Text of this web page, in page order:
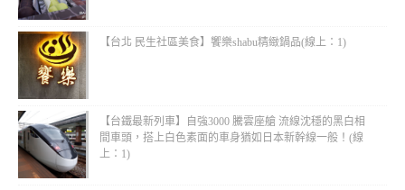
【台北 民生社區美食】饗樂shabu精緻鍋品(線上：1)
【台鐵最新列車】自強3000 騰雲座艙 流線沈穩的黑白相
間車頭，搭上白色素面的車身猶如日本新幹線一般！(線
上：1)